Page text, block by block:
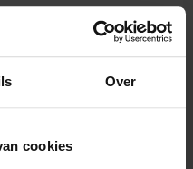
Over
cookies
keer